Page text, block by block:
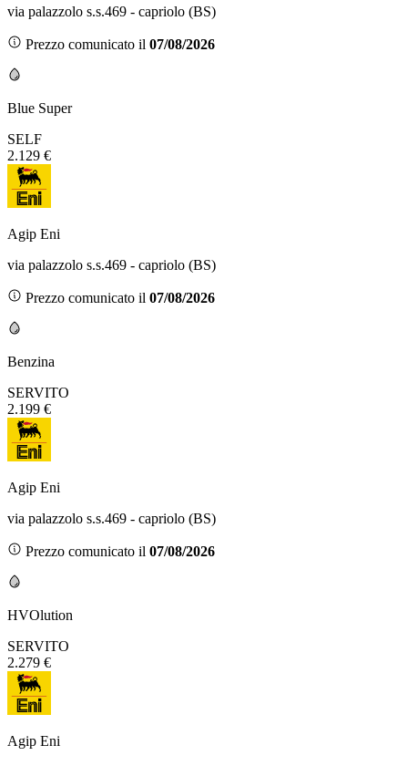
via palazzolo s.s.469 - capriolo (BS)
Prezzo comunicato il 07/08/2026
Blue Super
SELF
2.129 €
Agip Eni
via palazzolo s.s.469 - capriolo (BS)
Prezzo comunicato il 07/08/2026
Benzina
SERVITO
2.199 €
Agip Eni
via palazzolo s.s.469 - capriolo (BS)
Prezzo comunicato il 07/08/2026
HVOlution
SERVITO
2.279 €
Agip Eni